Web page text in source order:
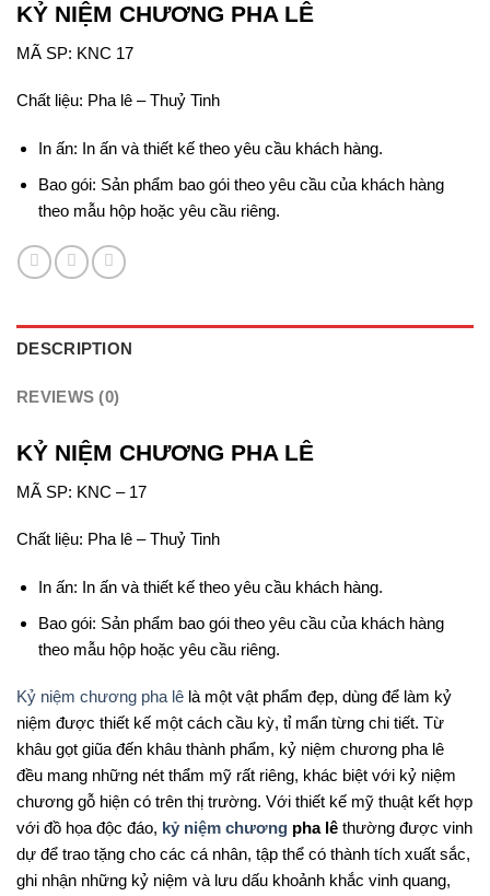
KỶ NIỆM CHƯƠNG PHA LÊ
MÃ SP: KNC 17
Chất liệu: Pha lê – Thuỷ Tinh
In ấn: In ấn và thiết kế theo yêu cầu khách hàng.
Bao gói: Sản phẩm bao gói theo yêu cầu của khách hàng
theo mẫu hộp hoặc yêu cầu riêng.
DESCRIPTION
REVIEWS (0)
KỶ NIỆM CHƯƠNG PHA LÊ
MÃ SP: KNC – 17
Chất liệu: Pha lê – Thuỷ Tinh
In ấn: In ấn và thiết kế theo yêu cầu khách hàng.
Bao gói: Sản phẩm bao gói theo yêu cầu của khách hàng
theo mẫu hộp hoặc yêu cầu riêng.
Kỷ niệm chương pha lê là một vật phẩm đẹp, dùng để làm kỷ
niệm được thiết kế một cách cầu kỳ, tỉ mẩn từng chi tiết. Từ
khâu gọt giũa đến khâu thành phẩm, kỷ niệm chương pha lê
đều mang những nét thẩm mỹ rất riêng, khác biệt với kỷ niệm
chương gỗ hiện có trên thị trường. Với thiết kế mỹ thuật kết hợp
với đồ họa độc đáo, kỷ niệm chương pha lê thường được vinh
dự để trao tặng cho các cá nhân, tập thể có thành tích xuất sắc,
ghi nhận những kỷ niệm và lưu dấu khoảnh khắc vinh quang,